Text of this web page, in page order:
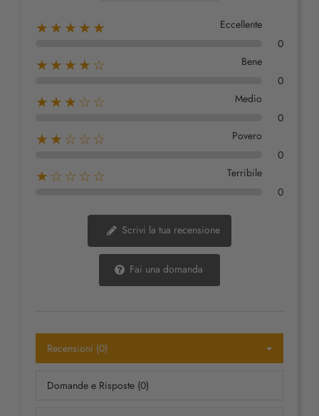
★★★★★
Eccellente
0
★★★★☆
Bene
0
★★★☆☆
Medio
0
★★☆☆☆
Povero
0
★☆☆☆☆
Terribile
0
Scrivi la tua recensione
Fai una domanda
Recensioni (0)
Domande e Risposte (0)